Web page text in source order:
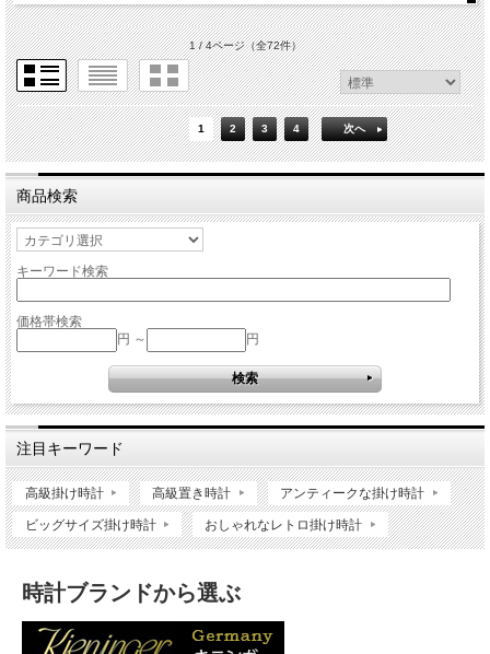
1 / 4ページ（全72件）
1 2 3 4 次へ
商品検索
キーワード検索
価格帯検索
円 ～
円
注目キーワード
高級掛け時計 高級置き時計 アンティークな掛け時計
ビッグサイズ掛け時計 おしゃれなレトロ掛け時計
時計ブランドから選ぶ